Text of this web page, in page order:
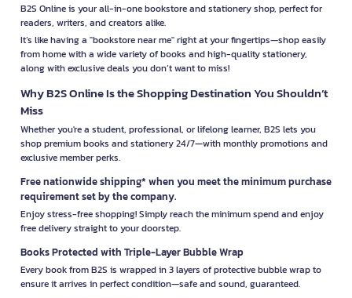
B2S Online is your all-in-one bookstore and stationery shop, perfect for
readers, writers, and creators alike.
It’s like having a "bookstore near me" right at your fingertips—shop easily
from home with a wide variety of books and high-quality stationery,
along with exclusive deals you don’t want to miss!
Why B2S Online Is the Shopping Destination You Shouldn’t
Miss
Whether you're a student, professional, or lifelong learner, B2S lets you
shop premium books and stationery 24/7—with monthly promotions and
exclusive member perks.
Free nationwide shipping* when you meet the minimum purchase
requirement set by the company.
Enjoy stress-free shopping! Simply reach the minimum spend and enjoy
free delivery straight to your doorstep.
Books Protected with Triple-Layer Bubble Wrap
Every book from B2S is wrapped in 3 layers of protective bubble wrap to
ensure it arrives in perfect condition—safe and sound, guaranteed.